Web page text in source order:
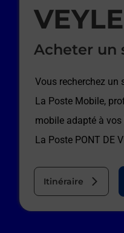
VEYLE
Acheter un
Vous recherchez un
La Poste Mobile,
mobile adapté à
La Poste PONT DE
Itinéraire